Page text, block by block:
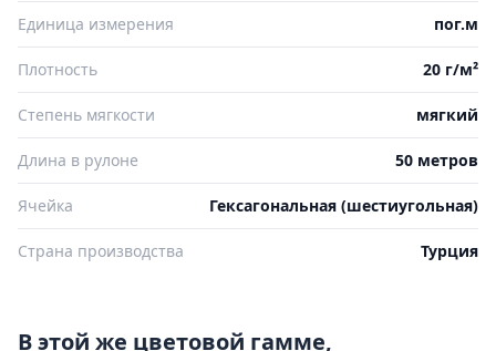
Единица измерения пог.м
Плотность 20 г/м²
Степень мягкости мягкий
Длина в рулоне 50 метров
Ячейка Гексагональная (шестиугольная)
Страна производства Турция
В этой же цветовой гамме,